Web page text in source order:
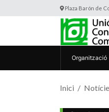
Plaza Barón de
Organització
Inici